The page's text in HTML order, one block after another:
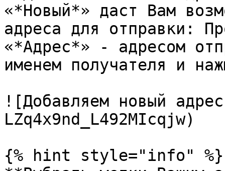
«*Новый*» даст Вам
адреса для отправки:
«*Адрес*» - адресом
именем получателя и
![Добавляем новый
LZq4x9nd_L492MIcqjw)
{% hint style="info" %}